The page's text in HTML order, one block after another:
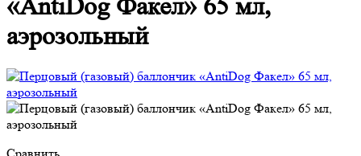
«AntiDog Факел» 65 мл,
аэрозольный